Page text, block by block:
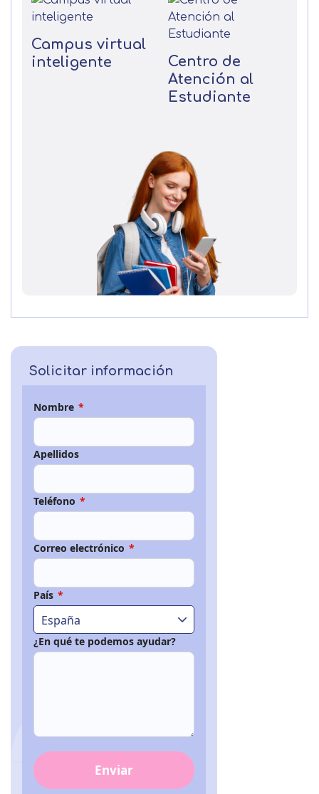
Campus virtual
inteligente
Centro de
Atención al
Estudiante
Solicitar información
Nombre *
Apellidos
Teléfono *
Correo electrónico *
País *
España
¿En qué te podemos ayudar?
Enviar